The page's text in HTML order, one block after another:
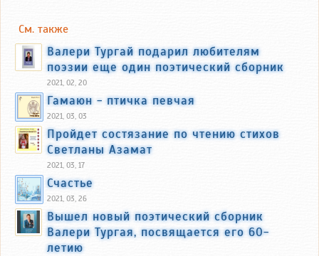
См. также
Валери Тургай подарил любителям
поэзии еще один поэтический сборник
2021, 02, 20
Гамаюн - птичка певчая
2021, 03, 03
Пройдет состязание по чтению стихов
Светланы Азамат
2021, 03, 17
Счастье
2021, 03, 26
Вышел новый поэтический сборник
Валери Тургая, посвящается его 60-
летию